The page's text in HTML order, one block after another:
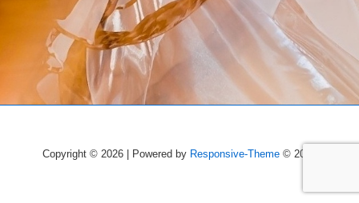
Copyright © 2026 | Powered by Responsive-Theme © 2026